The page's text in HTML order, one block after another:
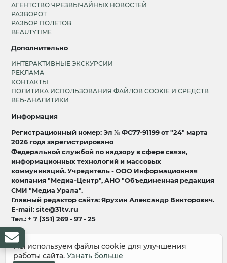
АГЕНТСТВО ЧРЕЗВЫЧАЙНЫХ НОВОСТЕЙ
РАЗВОРОТ
РАЗБОР ПОЛЕТОВ
BEAUTYTIME
Дополнительно
ИНТЕРАКТИВНЫЕ ЭКСКУРСИИ
РЕКЛАМА
КОНТАКТЫ
ПОЛИТИКА ИСПОЛЬЗОВАНИЯ ФАЙЛОВ COOKIE И СРЕДСТВ
ВЕБ-АНАЛИТИКИ
Информация
Регистрационный номер: Эл № ФС77-91199 от "24" марта
2026 года зарегистрировано
Федеральной службой по надзору в сфере связи,
информационных технологий и массовых
коммуникаций. Учредитель - ООО Информационная
компания "Медиа-Центр", АНО "Объединенная редакция
СМИ "Медиа Урала".
Главный редактор сайта: Ярухин Александр Викторович.
E-mail: site@31tv.ru
Тел.: + 7 (351) 269 - 97 - 25
18+
© 2008-2026 Все права защищены
Мы используем файлы cookie для улучшения
работы сайта. Узнать больше